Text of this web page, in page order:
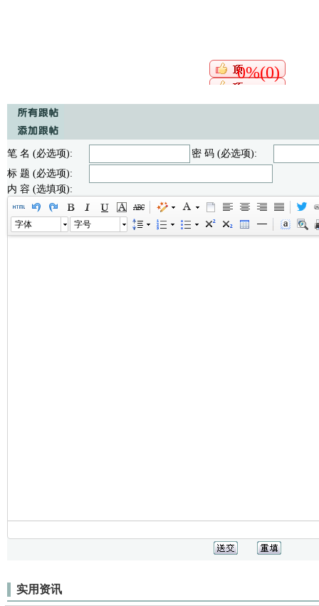
0%(0)
笔 名 (必选项):
密 码 (必选项):
标 题 (必选项):
内 容 (选填项):
字体 字号
实用资讯